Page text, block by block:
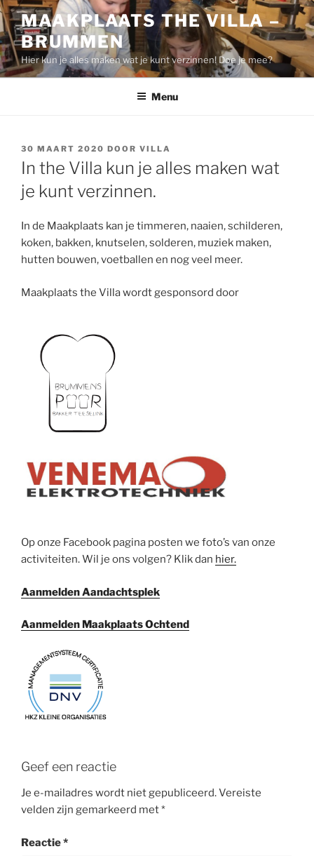
Ga
naar
de
inhoud
MAAKPLAATS THE VILLA –
BRUMMEN
Hier kun je alles maken wat je kunt verzinnen! Doe je mee?
Menu
GEPLAATST
OP
30 MAART 2020 DOOR VILLA
In the Villa kun je alles maken wat
je kunt verzinnen.
In de Maakplaats kan je timmeren, naaien, schilderen,
koken, bakken, knutselen, solderen, muziek maken,
hutten bouwen, voetballen en nog veel meer.
Maakplaats the Villa wordt gesponsord door
Op onze Facebook pagina posten we foto’s van onze
activiteiten. Wil je ons volgen? Klik dan hier.
Aanmelden Aandachtsplek
Aanmelden Maakplaats Ochtend
Geef een reactie
Je e-mailadres wordt niet gepubliceerd.Vereiste
velden zijn gemarkeerd met*
Reactie*